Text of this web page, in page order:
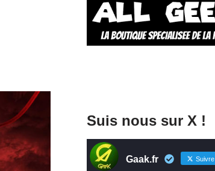
Suis nous sur X !
Gaak.fr Suivre